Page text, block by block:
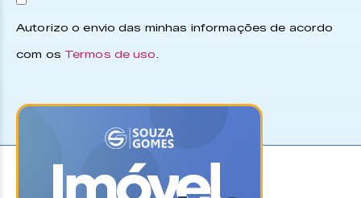
Autorizo o envio das minhas informações de acordo
com os Termos de uso